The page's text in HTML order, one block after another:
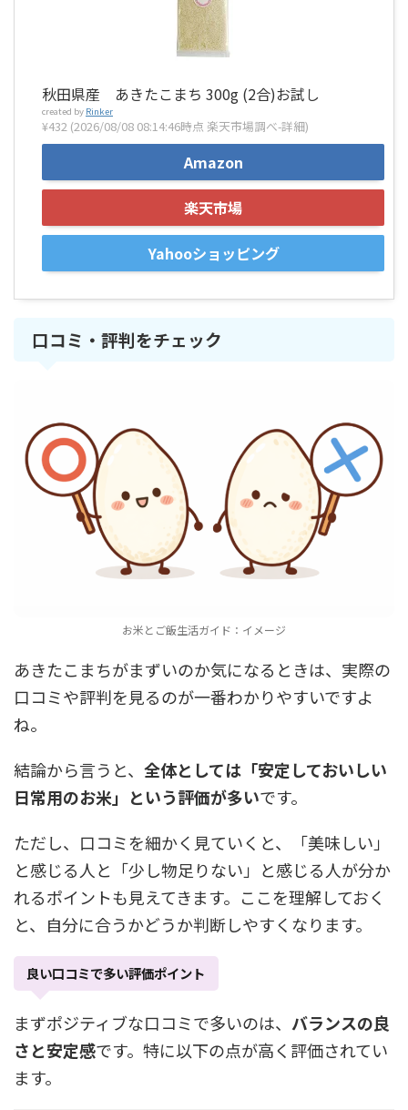
秋田県産 あきたこまち 300g (2合)お試し
created by Rinker
¥432 (2026/08/08 08:14:46時点 楽天市場調べ-詳細)
Amazon
楽天市場
Yahooショッピング
口コミ・評判をチェック
お米とご飯生活ガイド：イメージ
あきたこまちがまずいのか気になるときは、実際の
口コミや評判を見るのが一番わかりやすいですよ
ね。
結論から言うと、 全体としては「安定しておいしい
日常用のお米」という評価が多いです。
ただし、口コミを細かく見ていくと、「美味しい」
と感じる人と「少し物足りない」と感じる人が分か
れるポイントも見えてきます。ここを理解しておく
と、自分に合うかどうか判断しやすくなります。
良い口コミで多い評価ポイント
まずポジティブな口コミで多いのは、 バランスの良
さと安定感です。特に以下の点が高く評価されてい
ます。